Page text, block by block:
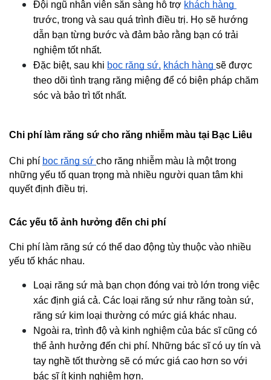
Đội ngũ nhân viên sẵn sàng hỗ trợ
trước, trong và sau quá trình điều trị. Họ sẽ hướng
dẫn bạn từng bước và đảm bảo rằng bạn có trải
nghiệm tốt nhất.
Đặc biệt, sau khi bọc răng sứ, khách hàng sẽ được
theo dõi tình trạng răng miệng để có biện pháp chăm
sóc và bảo trì tốt nhất.
Chi phí làm răng sứ cho răng nhiễm màu tại Bạc Liêu
Chi phí bọc răng sứ cho răng nhiễm màu là một trong
những yếu tố quan trọng mà nhiều người quan tâm khi
quyết định điều trị.
Các yếu tố ảnh hưởng đến chi phí
Chi phí làm răng sứ có thể dao động tùy thuộc vào nhiều
yếu tố khác nhau.
Loại răng sứ mà bạn chọn đóng vai trò lớn trong việc
xác định giá cả. Các loại răng sứ như răng toàn sứ,
răng sứ kim loại thường có mức giá khác nhau.
Ngoài ra, trình độ và kinh nghiệm của bác sĩ cũng có
thể ảnh hưởng đến chi phí. Những bác sĩ có uy tín và
tay nghề tốt thường sẽ có mức giá cao hơn so với
bác sĩ ít kinh nghiệm hơn.